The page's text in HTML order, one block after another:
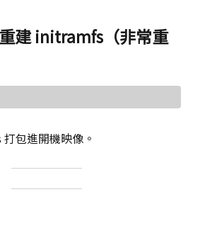
建 initramfs（非常重
包進開機映像。